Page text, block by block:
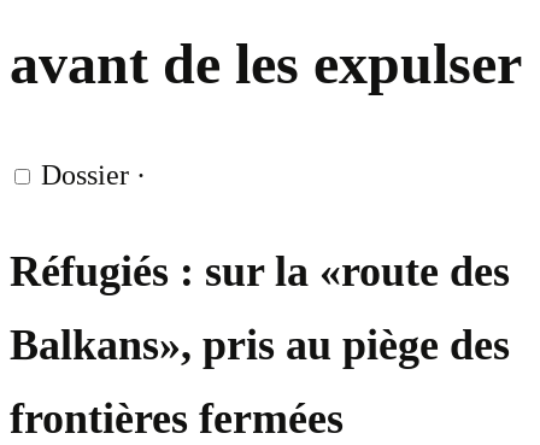
avant de les expulser
Dossier ·
Réfugiés : sur la «route des
Balkans», pris au piège des
frontières fermées